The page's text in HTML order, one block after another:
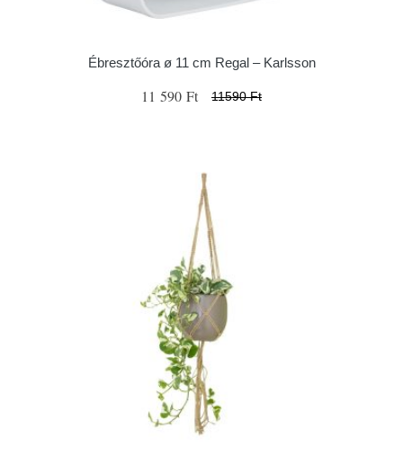
Ébresztőóra ø 11 cm Regal – Karlsson
11 590 Ft 11590 Ft